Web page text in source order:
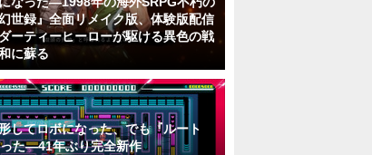
世録』全面リメイク版、体験版配信
ーティーヒーローが駆ける異色の戦
に蘇る
してロボになった、でも『ルート
た―41年ぶり完全新作